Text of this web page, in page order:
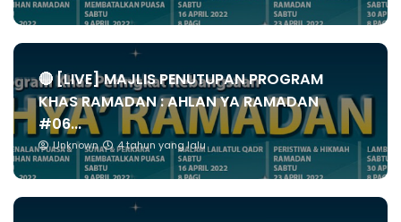
🔴 [LIVE] MAJLIS PENUTUPAN PROGRAM
KHAS RAMADAN : AHLAN YA RAMADAN
#06...
Unknown 4 tahun yang lalu